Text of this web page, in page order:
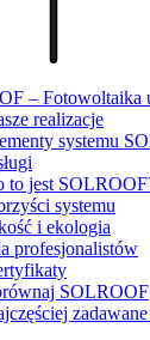
– Fotowoltaika
realizacje
systemu
to jest
systemu
i ekologia
profesjonalistów
SOLROOF